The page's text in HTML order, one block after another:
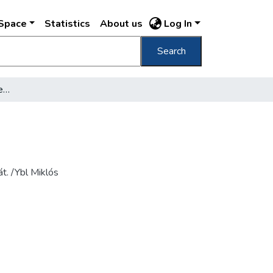
Statistics About us Log In
Search
Nr. 4 Bau Sárkány (Architekt Nic. Ybl) /
/Ybl Miklós